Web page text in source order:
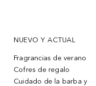
NUEVO Y ACTUAL
Fragrancias de verano
Cofres de regalo
Cuidado de la barba y